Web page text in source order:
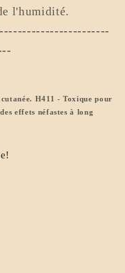
l'humidité.
H411 - Toxique pour
effets néfastes à long